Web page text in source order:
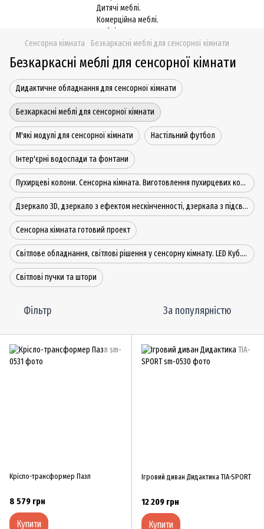
Сенсорна кімната Безкаркасні меблі для сенсорної кімнати
Безкаркасні меблі для сенсорної кімнати
Дидактичне обладнання для сенсорної кімнати
Безкаркасні меблі для сенсорної кімнати
М'які модулі для сенсорної кімнати Настільний футбол
Інтер'єрні водоспади та фонтани
Пухирцеві колони. Сенсорна кімната. Виготовлення пухирцевих колон для дитячої кімнати.
Дзеркало 3D, дзеркало з ефектом нескінченності, дзеркала з підсвічуванням, для сенсорної кімнати
Сенсорна кімната готовий проект
Світлове обладнання, світлові рішення у сенсорну кімнату. LED Куб. світильник, лампи
Світлові пучки та штори
Фільтр За популярністю
Крісло-трансформер Пазл
8 579 грн
Купити
Ігровий диван Дидактика TIA-SPORT
12 209 грн
Купити